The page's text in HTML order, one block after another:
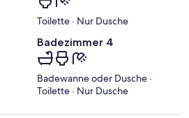
Toilette · Nur Dusche
Badezimmer 4
Badewanne oder Dusche ·
Toilette · Nur Dusche